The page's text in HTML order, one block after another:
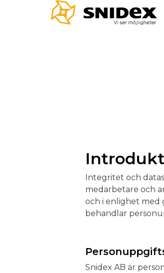
Integritet och
medarbetare och
och i enlighet med
behandlar
Snidex AB är